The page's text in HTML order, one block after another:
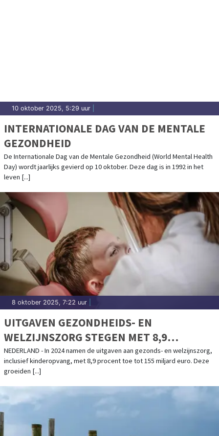
10 oktober 2025, 5:29 uur
INTERNATIONALE DAG VAN DE MENTALE
GEZONDHEID
De Internationale Dag van de Mentale Gezondheid (World Mental Health
Day) wordt jaarlijks gevierd op 10 oktober. Deze dag is in 1992 in het
leven [...]
8 oktober 2025, 7:22 uur
UITGAVEN GEZONDHEIDS- EN
WELZIJNSZORG STEGEN MET 8,9
PROCENT IN 2024
NEDERLAND - In 2024 namen de uitgaven aan gezonds- en welzijnszorg,
inclusief kinderopvang, met 8,9 procent toe tot 155 miljard euro. Deze
groeiden [...]